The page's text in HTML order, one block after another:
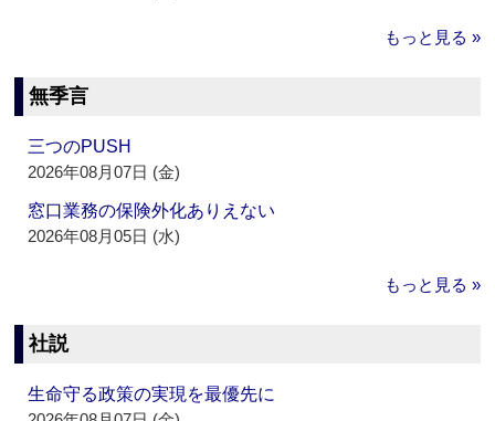
もっと見る »
無季言
三つのPUSH
2026年08月07日 (金)
窓口業務の保険外化ありえない
2026年08月05日 (水)
もっと見る »
社説
生命守る政策の実現を最優先に